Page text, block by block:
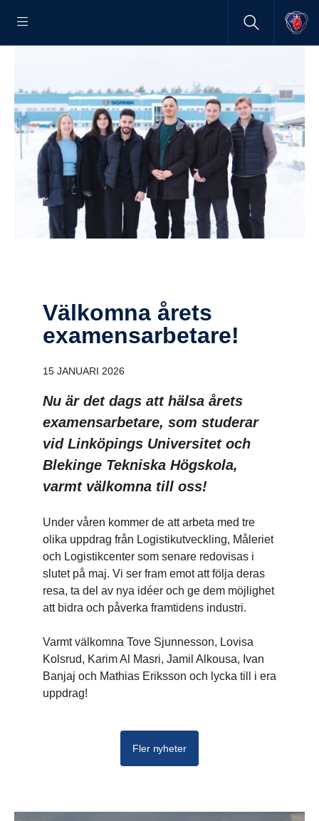
Välkomna årets
examens­ar­be­tare!
15 JANUARI 2026
Nu är det dags att hälsa årets
examensarbetare, som studerar
vid Linköpings Universitet och
Blekinge Tekniska Högskola,
varmt välkomna till oss!
Under våren kommer de att arbeta med tre
olika uppdrag från Logistikutveckling, Måleriet
och Logistikcenter som senare redovisas i
slutet på maj. Vi ser fram emot att följa deras
resa, ta del av nya idéer och ge dem möjlighet
att bidra och påverka framtidens industri.
Varmt välkomna Tove Sjunnesson, Lovisa
Kolsrud, Karim Al Masri, Jamil Alkousa, Ivan
Banjaj och Mathias Eriksson och lycka till i era
uppdrag!
Fler nyheter